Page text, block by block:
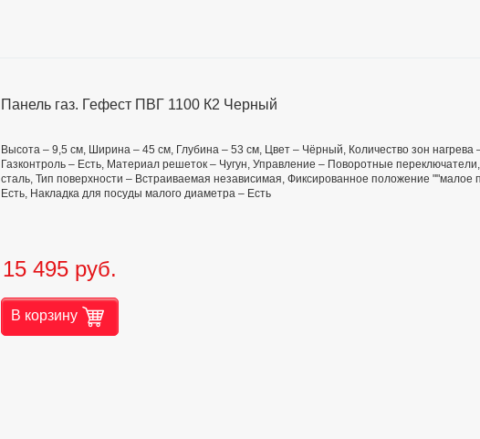
Панель газ. Гефест ПВГ 1100 К2 Черный
Высота – 9,5 см, Ширина – 45 см, Глубина – 53 см, Цвет – Чёрный, Количество зон нагрева
Газконтроль – Есть, Материал решеток – Чугун, Управление – Поворотные
сталь, Тип поверхности – Встраиваемая независимая, Фиксированное положение
Есть, Накладка для посуды малого диаметра – Есть
15 495 руб.
В корзину